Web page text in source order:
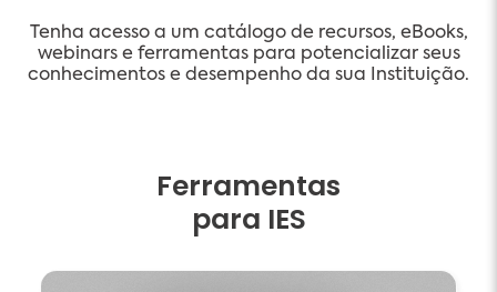
Tenha acesso a um catálogo de recursos, eBooks,
webinars e ferramentas para potencializar seus
conhecimentos e desempenho da sua Instituição.
Ferramentas
para IES